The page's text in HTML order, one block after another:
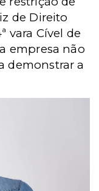
de Direito
vara Cível de
a empresa não
demonstrar a